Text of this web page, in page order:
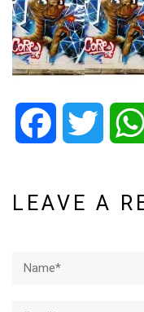
Facebook Twitter
LEAVE A